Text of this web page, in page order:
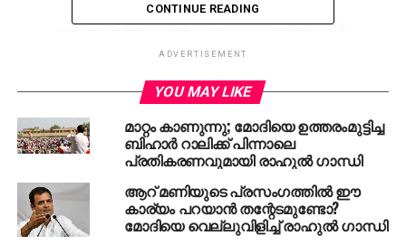
इतने में सियाचिन-लद्दाख़ सीमा पे
तैनात हमारे जवानों के लिए
कितना कुछ ख़रीदा जा सकता
था:
गरम कपड़े: 30,00,000
जैकेट, दस्ताने: 60,00,000
CONTINUE READING
ADVERTISEMENT
YOU MAY LIKE
മാറ്റം കാണുന്നു; മോദിയെ ഉത്തരംമുട്ടിച്ച
ബിഹാര്‍ റാലിക്ക് പിന്നാലെ
പ്രതികരണവുമായി രാഹുല്‍ ഗാന്ധി
ആറ് മണിയുടെ പ്രസംഗത്തില്‍ ഈ
കാര്യം പറയാന്‍ തന്റേടമുണ്ടോ?
മോദിയെ വെല്ലുവിളിച്ച് രാഹുല്‍ ഗാന്ധി